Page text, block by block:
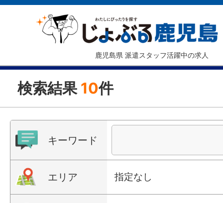
鹿児島県 派遣スタッフ活躍中の求人
検索結果 10件
キーワード
エリア 指定なし